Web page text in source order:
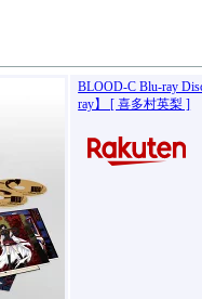
BLOOD-C Blu-ray
ray】 [ 喜多村英梨 ]